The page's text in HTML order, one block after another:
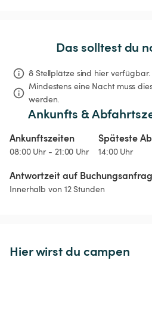
Das solltest du
8 Stellplätze sind hier verfügbar.
Mindestens eine Nacht muss
werden.
Ankunfts &
Ankunftszeiten
08:00 Uhr - 21:00 Uhr
Späteste
14:00 Uhr
Antwortzeit auf
Innerhalb von 12 Stunden
Hier wirst du campen